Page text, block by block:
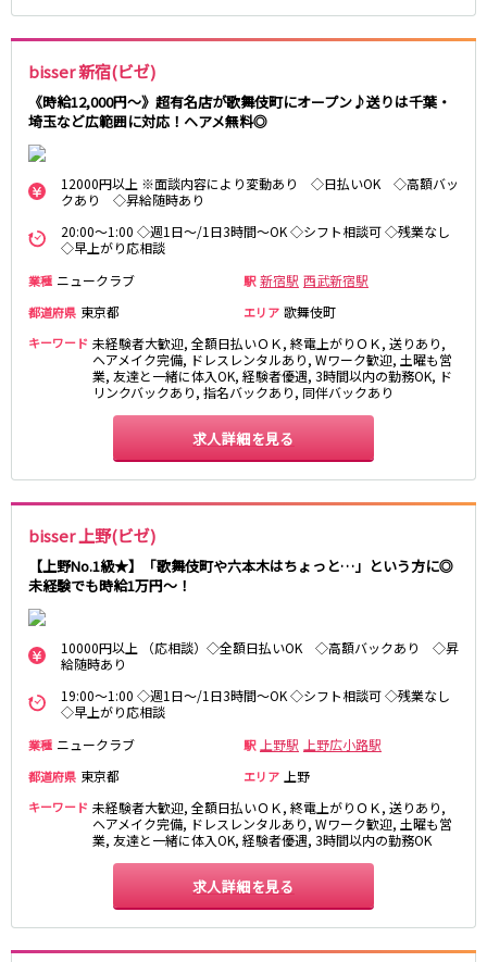
bisser 新宿(ビゼ)
《時給12,000円～》超有名店が歌舞伎町にオープン♪送りは千葉・
埼玉など広範囲に対応！ヘアメ無料◎
12000円以上 ※面談内容により変動あり ◇日払いOK ◇高額バッ
クあり ◇昇給随時あり
20:00～1:00 ◇週1日～/1日3時間～OK ◇シフト相談可 ◇残業なし
◇早上がり応相談
業種 ニュークラブ 駅 新宿駅 西武新宿駅
都道府県 東京都 エリア 歌舞伎町
キーワード 未経験者大歓迎, 全額日払いＯＫ, 終電上がりＯＫ, 送りあり,
ヘアメイク完備, ドレスレンタルあり, Wワーク歓迎, 土曜も営
業, 友達と一緒に体入OK, 経験者優遇, 3時間以内の勤務OK, ド
リンクバックあり, 指名バックあり, 同伴バックあり
求人詳細を見る
bisser 上野(ビゼ)
【上野No.1級★】「歌舞伎町や六本木はちょっと…」という方に◎
未経験でも時給1万円～！
10000円以上 （応相談）◇全額日払いOK ◇高額バックあり ◇昇
給随時あり
19:00～1:00 ◇週1日～/1日3時間～OK ◇シフト相談可 ◇残業なし
◇早上がり応相談
業種 ニュークラブ 駅 上野駅 上野広小路駅
都道府県 東京都 エリア 上野
キーワード 未経験者大歓迎, 全額日払いＯＫ, 終電上がりＯＫ, 送りあり,
ヘアメイク完備, ドレスレンタルあり, Wワーク歓迎, 土曜も営
業, 友達と一緒に体入OK, 経験者優遇, 3時間以内の勤務OK
求人詳細を見る
守谷
大泉学園・石神井公園
西麻布
神奈川県
関内
川崎
厚木
横浜
平塚
福富町・伊勢佐木町
上大岡・戸塚
たまプラーザ・向ヶ丘遊園・鷺沼
元住吉・綱島
川崎中部
横浜東部
川崎北部
茅ヶ崎
桜木町
横浜西部
綾瀬・海老名・座間
埼玉県
大宮
川越
所沢
春日部
南浦和
蕨
上尾
飯能・狭山
坂戸・東松山
船橋
市川・浦安
松戸
成田・四街道・香取
津田沼
平井駅
稲毛駅
両国駅
東中野駅
飯田橋駅
JR中央線(快速)
吉祥寺駅
神田駅
八王子駅
中野駅
高円寺駅
荻窪駅
阿佐ヶ谷駅
三鷹駅
国分寺駅
西荻窪駅
武蔵境駅
武蔵小金井駅
東小金井駅
東中野駅
飯田橋駅
国立駅
豊田駅
西国分寺駅
四ツ谷駅
新橋駅
池袋駅
秋葉原駅
神田駅
品川駅
日暮里駅
駒込駅
大塚駅
高田馬場駅
巣鴨駅
西日暮里駅
新大久保駅
有楽町駅
目白駅
原宿駅